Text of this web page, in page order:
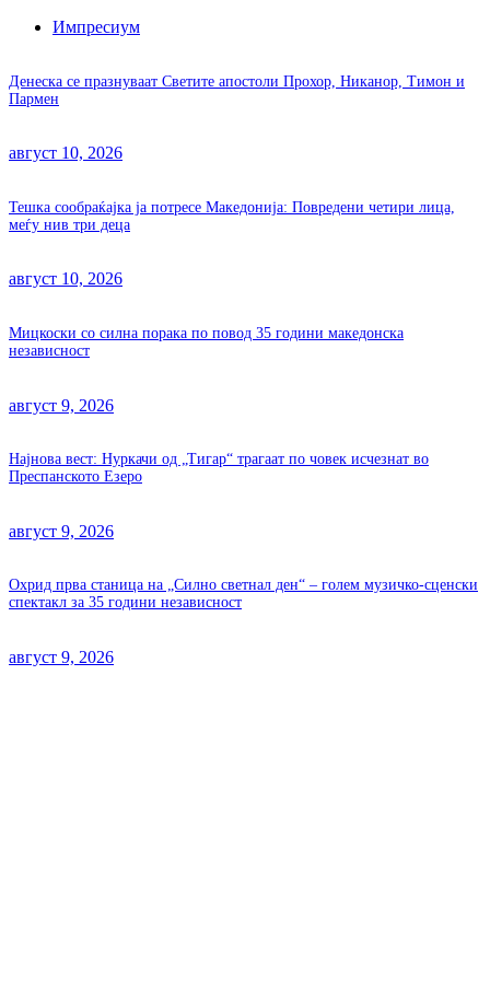
Импресиум
Денеска се празнуваат Светите апостоли Прохор, Никанор, Тимон и
Пармен
август 10, 2026
Тешка сообраќајка ја потресе Македонија: Повредени четири лица,
меѓу нив три деца
август 10, 2026
Мицкоски со силна порака по повод 35 години македонска
независност
август 9, 2026
Најнова вест: Нуркачи од „Тигар“ трагаат по човек исчезнат во
Преспанското Езеро
август 9, 2026
Охрид прва станица на „Силно светнал ден“ – голем музичко-сценски
спектакл за 35 години независност
август 9, 2026